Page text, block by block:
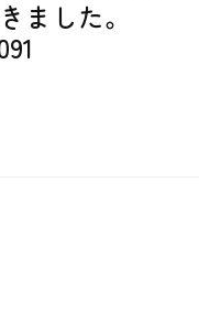
ました。